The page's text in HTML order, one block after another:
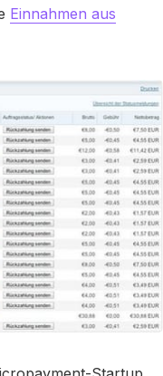
Einnahmen aus